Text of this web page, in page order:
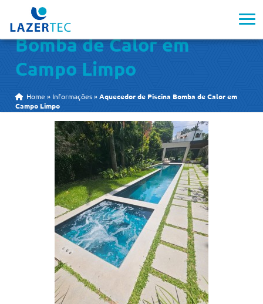
Aquecedor de Piscina
Bomba de Calor em
Campo Limpo
Home » Informações »Aquecedor de Piscina Bomba de Calor em
Campo Limpo